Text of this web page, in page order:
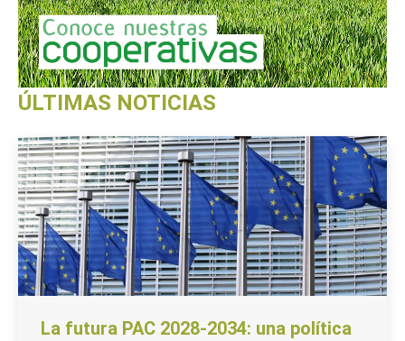
ÚLTIMAS NOTICIAS
La futura PAC 2028-2034: una política